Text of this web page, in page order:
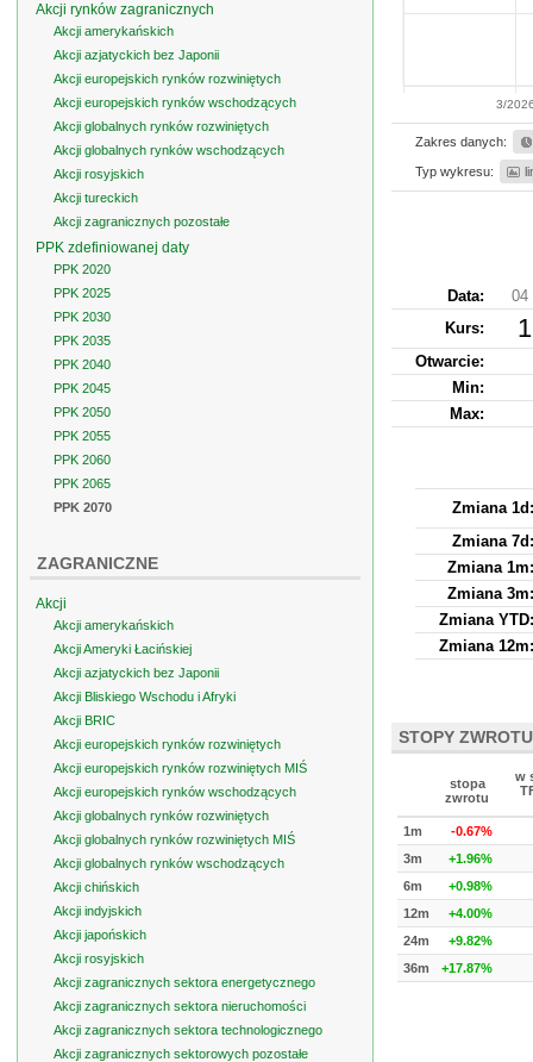
3/
Zakres danych:
Typ wykresu:
Data:
04
Kurs:
Otwarcie:
Min:
Max:
Zmiana 1d:
Zmiana 7d:
Zmiana 1m:
Zmiana 3m:
Zmiana YTD:
Zmiana 12m:
STOPY ZWROTU
stopa
zwrotu
w
1m
-0.67%
3m
+1.96%
6m
+0.98%
12m
+4.00%
24m
+9.82%
36m
+17.87%
Akcji rynków zagranicznych
Akcji amerykańskich
Akcji azjatyckich bez Japonii
Akcji europejskich rynków rozwiniętych
Akcji europejskich rynków wschodzących
Akcji globalnych rynków rozwiniętych
Akcji globalnych rynków wschodzących
Akcji rosyjskich
Akcji tureckich
Akcji zagranicznych pozostałe
PPK zdefiniowanej daty
PPK 2020
PPK 2025
PPK 2030
PPK 2035
PPK 2040
PPK 2045
PPK 2050
PPK 2055
PPK 2060
PPK 2065
PPK 2070
ZAGRANICZNE
Akcji
Akcji amerykańskich
Akcji Ameryki Łacińskiej
Akcji azjatyckich bez Japonii
Akcji Bliskiego Wschodu i Afryki
Akcji BRIC
Akcji europejskich rynków rozwiniętych
Akcji europejskich rynków rozwiniętych MIŚ
Akcji europejskich rynków wschodzących
Akcji globalnych rynków rozwiniętych
Akcji globalnych rynków rozwiniętych MIŚ
Akcji globalnych rynków wschodzących
Akcji chińskich
Akcji indyjskich
Akcji japońskich
Akcji rosyjskich
Akcji zagranicznych sektora energetycznego
Akcji zagranicznych sektora nieruchomości
Akcji zagranicznych sektora technologicznego
Akcji zagranicznych sektorowych pozostałe